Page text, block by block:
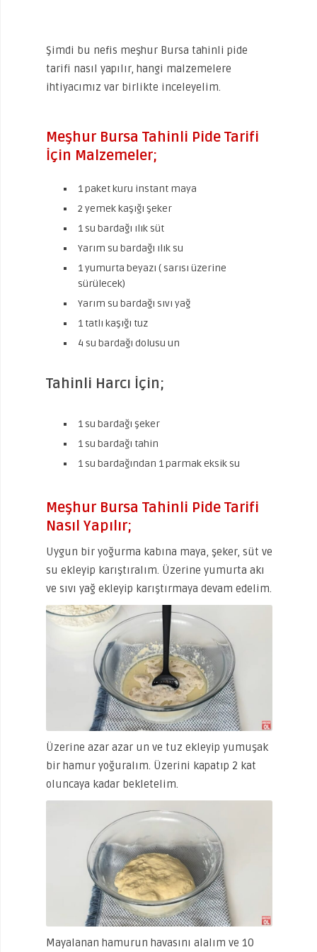
Şimdi bu nefis meşhur Bursa tahinli pide
tarifi nasıl yapılır, hangi malzemelere
ihtiyacımız var birlikte inceleyelim.
Meşhur Bursa Tahinli Pide Tarifi
İçin Malzemeler;
1 paket kuru instant maya
2 yemek kaşığı şeker
1 su bardağı ılık süt
Yarım su bardağı ılık su
1 yumurta beyazı ( sarısı üzerine
sürülecek)
Yarım su bardağı sıvı yağ
1 tatlı kaşığı tuz
4 su bardağı dolusu un
Tahinli Harcı İçin;
1 su bardağı şeker
1 su bardağı tahin
1 su bardağından 1 parmak eksik su
Meşhur Bursa Tahinli Pide Tarifi
Nasıl Yapılır;
Uygun bir yoğurma kabına maya, şeker, süt ve
su ekleyip karıştıralım. Üzerine yumurta akı
ve sıvı yağ ekleyip karıştırmaya devam edelim.
Üzerine azar azar un ve tuz ekleyip yumuşak
bir hamur yoğuralım. Üzerini kapatıp 2 kat
oluncaya kadar bekletelim.
Mayalanan hamurun havasını alalım ve 10